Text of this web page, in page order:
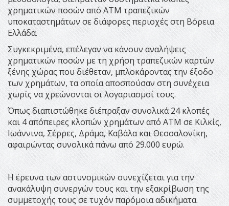
χρηματικών ποσών από ΑΤΜ τραπεζικών
υποκαταστημάτων σε διάφορες περιοχές στη Βόρεια
Ελλάδα.
Συγκεκριμένα, επέλεγαν να κάνουν αναλήψεις
χρηματικών ποσών με τη χρήση τραπεζικών καρτών
ξένης χώρας που διέθεταν, μπλοκάροντας την έξοδο
των χρημάτων, τα οποία αποσπούσαν στη συνέχεια
χωρίς να χρεώνονται οι λογαριασμοί τους.
Όπως διαπιστώθηκε διέπραξαν συνολικά 24 κλοπές
και 4 απόπειρες κλοπών χρημάτων από ΑΤΜ σε Κιλκίς,
Ιωάννινα, Σέρρες, Δράμα, Καβάλα και Θεσσαλονίκη,
αφαιρώντας συνολικά πάνω από 29.000 ευρώ.
Η έρευνα των αστυνομικών συνεχίζεται για την
ανακάλυψη συνεργών τους και την εξακρίβωση της
συμμετοχής τους σε τυχόν παρόμοια αδικήματα.